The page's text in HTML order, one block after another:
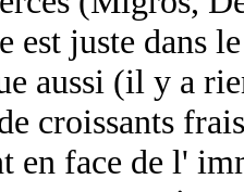
est juste dans
aussi (il y a
croissants
en face de l'